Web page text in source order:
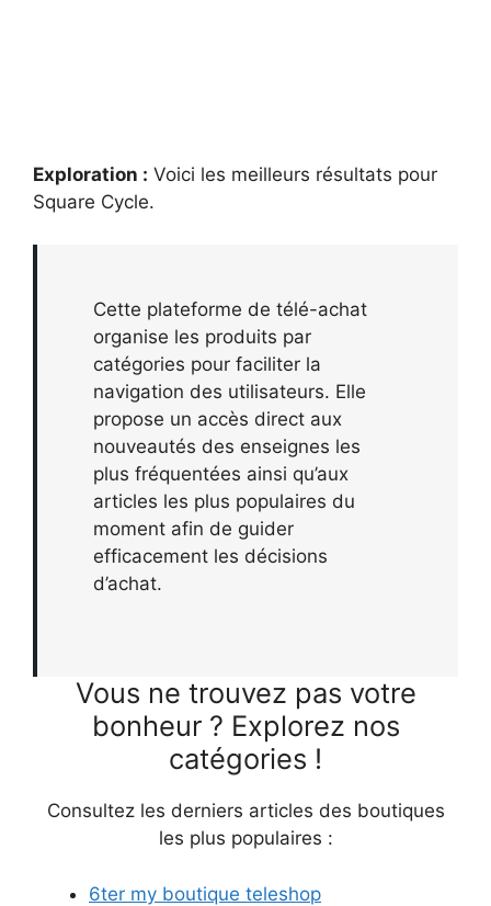
Exploration : Voici les meilleurs résultats pour
Square Cycle.
Cette plateforme de télé-achat
organise les produits par
catégories pour faciliter la
navigation des utilisateurs. Elle
propose un accès direct aux
nouveautés des enseignes les
plus fréquentées ainsi qu’aux
articles les plus populaires du
moment afin de guider
efficacement les décisions
d’achat.
Vous ne trouvez pas votre
bonheur ? Explorez nos
catégories !
Consultez les derniers articles des boutiques
les plus populaires :
6ter my boutique teleshop